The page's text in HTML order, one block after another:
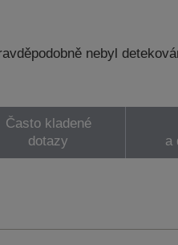
nebyl
Často kladené
dotazy
a